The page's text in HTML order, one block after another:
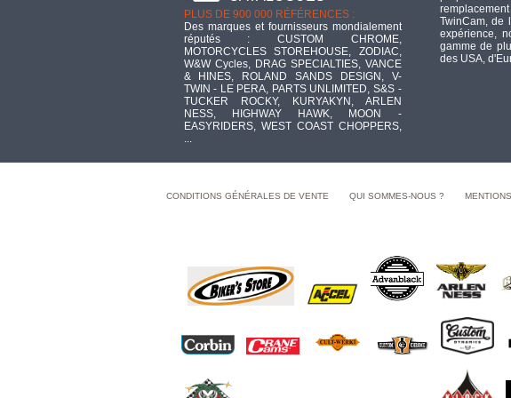
PLUS DE 900 000 RÉFÉRENCES :
Des marques et fournisseurs mondialement
réputés : CUSTOM CHROME,
MOTORCYCLES STOREHOUSE, ZODIAC,
W&W Cycles, DRAG SPECIALTIES, VANCE
& HINES, ROLAND SANDS DESIGN, V-
TWIN - LE PERA, PARTS UNLIMITED, S&S -
TUCKER ROCKY, KURYAKYN, ARLEN
NESS, HIGHWAY HAWK, MOON -
EASYRIDERS, WEST COAST CHOPPERS,
...
TwinCam, de
expérience,
gamme de
des USA,
CONDITIONS GÉNÉRALES DE VENTE QUI SOMMES-NOUS ?